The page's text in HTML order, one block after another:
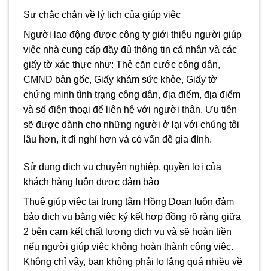
Sự chắc chắn về lý lịch của giúp việc
Người lao động được công ty giới thiệu người giúp
việc nhà cung cấp đầy đủ thông tin cá nhân và các
giấy tờ xác thực như: Thẻ căn cước công dân,
CMND bản gốc, Giấy khám sức khỏe, Giấy tờ
chứng minh tình trạng công dân, địa điểm, địa điểm
và số điện thoại để liên hệ với người thân. Ưu tiên
sẽ được dành cho những người ở lại với chúng tôi
lâu hơn, ít đi nghỉ hơn và có vấn đề gia đình.
Sử dụng dịch vụ chuyên nghiệp, quyền lợi của
khách hàng luôn được đảm bảo
Thuê giúp việc tại trung tâm Hồng Doan luôn đảm
bảo dịch vụ bằng việc ký kết hợp đồng rõ ràng giữa
2 bên cam kết chất lượng dịch vụ và sẽ hoàn tiền
nếu người giúp việc không hoàn thành công việc.
Không chỉ vậy, bạn không phải lo lắng quá nhiều về